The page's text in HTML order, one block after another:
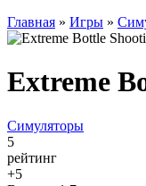
Главная » Игры »
Extreme
Симуляторы
5
рейтинг
+5